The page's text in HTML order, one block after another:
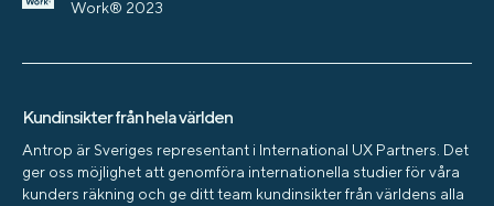
Work® 2023
Kundinsikter från hela världen
Antrop är Sveriges representant i International UX Partners. Det
ger oss möjlighet att genomföra internationella studier för våra
kunders räkning och ge ditt team kundinsikter från världens alla